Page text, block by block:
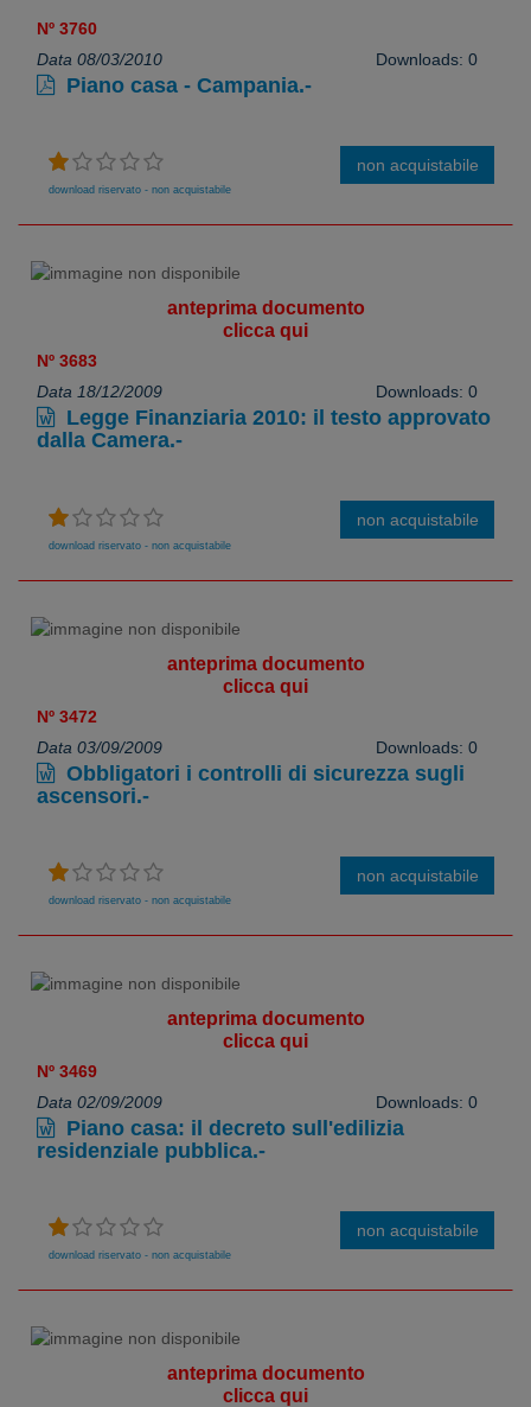
Nº 3760
Data 08/03/2010
Downloads: 0
Piano casa - Campania.-
download riservato - non acquistabile
non acquistabile
anteprima documento
clicca qui
Nº 3683
Data 18/12/2009
Downloads: 0
Legge Finanziaria 2010: il testo approvato
dalla Camera.-
download riservato - non acquistabile
non acquistabile
anteprima documento
clicca qui
Nº 3472
Data 03/09/2009
Downloads: 0
Obbligatori i controlli di sicurezza sugli
ascensori.-
download riservato - non acquistabile
non acquistabile
anteprima documento
clicca qui
Nº 3469
Data 02/09/2009
Downloads: 0
Piano casa: il decreto sull'edilizia
residenziale pubblica.-
download riservato - non acquistabile
non acquistabile
anteprima documento
clicca qui